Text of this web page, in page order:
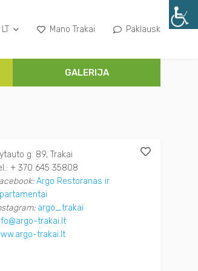
LT Mano Trakai Paklausk
GALERIJA
g. 89, Trakai
+ 370 645 35808
Argo Restoranas ir
argo_trakai
trakai.lt
trakai.lt